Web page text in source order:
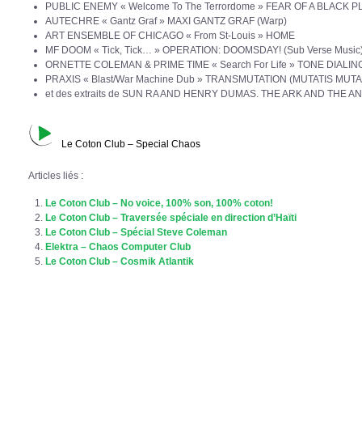
PUBLIC ENEMY « Welcome To The Terrordome » FEAR OF A BLACK
AUTECHRE « Gantz Graf » MAXI GANTZ GRAF (Warp)
ART ENSEMBLE OF CHICAGO « From St-Louis » HOME
MF DOOM « Tick, Tick… » OPERATION: DOOMSDAY! (Sub Verse
ORNETTE COLEMAN & PRIME TIME « Search For Life » TONE
PRAXIS « Blast/War Machine Dub » TRANSMUTATION (MUTATIS
et des extraits de SUN RA AND HENRY DUMAS. THE ARK AND THE
Le Coton Club – Special Chaos
Articles liés :
Le Coton Club – No voice, 100% son, 100% coton!
Le Coton Club – Traversée spéciale en direction d’Haïti
Le Coton Club – Spécial Steve Coleman
Elektra – Chaos Computer Club
Le Coton Club – Cosmik Atlantik